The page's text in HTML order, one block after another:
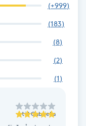
(+999)
(183)
(8)
(2)
(1)
till Gabriella